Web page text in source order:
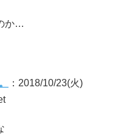
か…
：2018/10/23(火)